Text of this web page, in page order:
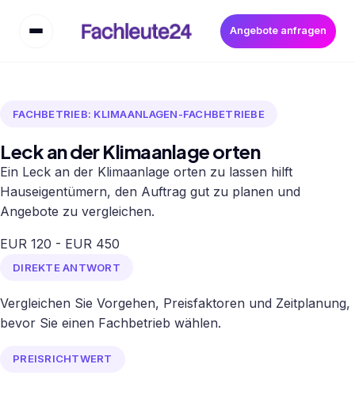
Angebote anfragen
FACHBETRIEB: KLIMAANLAGEN-FACHBETRIEBE
Leck an der Klimaanlage orten
Ein Leck an der Klimaanlage orten zu lassen hilft
Hauseigentümern, den Auftrag gut zu planen und
Angebote zu vergleichen.
EUR 120 - EUR 450
DIREKTE ANTWORT
Vergleichen Sie Vorgehen, Preisfaktoren und Zeitplanung,
bevor Sie einen Fachbetrieb wählen.
PREISRICHTWERT